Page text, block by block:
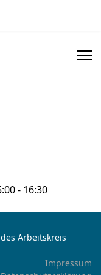
- 16:30
Arbeitskreis
Impressum